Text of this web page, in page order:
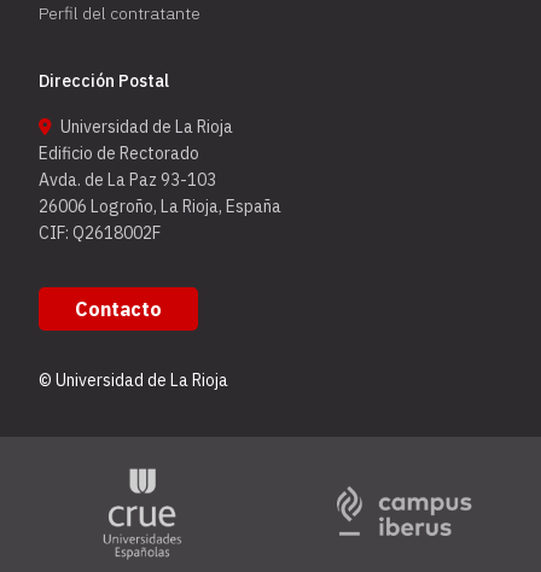
Perfil del contratante
Dirección Postal
Universidad de La Rioja
Edificio de Rectorado
Avda. de La Paz 93-103
26006 Logroño, La Rioja, España
CIF: Q2618002F
Contacto
© Universidad de La Rioja